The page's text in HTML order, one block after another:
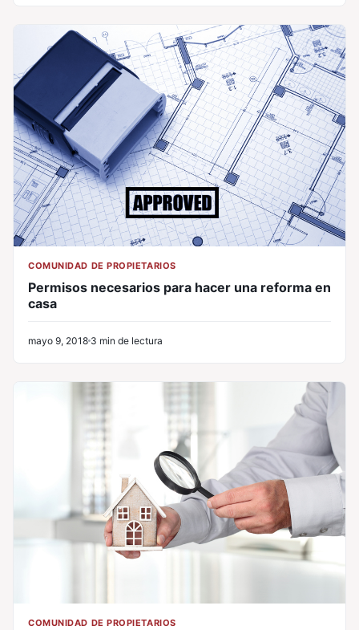
COMUNIDAD DE PROPIETARIOS
Permisos necesarios para hacer una reforma en
casa
mayo 9, 2018 3 min de lectura
COMUNIDAD DE PROPIETARIOS